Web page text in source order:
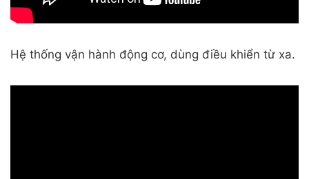
Hệ thống vận hành động cơ, dùng điều khiển từ xa.